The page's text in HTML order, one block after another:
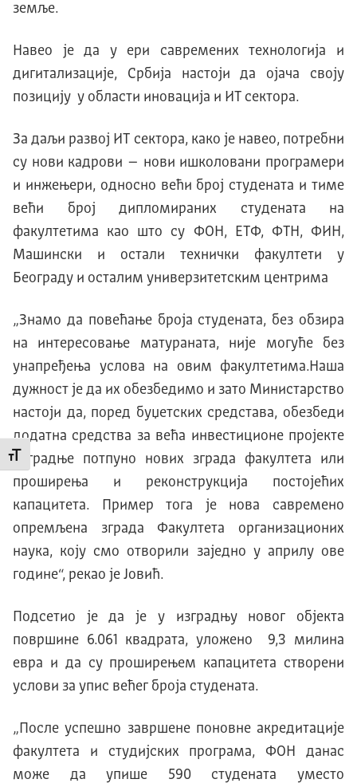
Промени величину слова
земље.
Навео је да у ери савремених технологија и
дигитализације, Србија настоји да ојача своју
позицију у области иновација и ИТ сектора.
За даљи развој ИТ сектора, како је навео, потребни
су нови кадрови – нови ишколовани програмери
и инжењери, односно већи број студената и тиме
већи број дипломираних студената на
факултетима као што су ФОН, ЕТФ, ФТН, ФИН,
Машински и остали технички факултети у
Београду и осталим универзитетским центрима
„Знамо да повећање броја студената, без обзира
на интересовање матураната, није могуће без
унапређења услова на овим факултетима.Наша
дужност је да их обезбедимо и зато Министарство
настоји да, поред буџетских средстава, обезбеди
додатна средства за већа инвестиционе пројекте
изградње потпуно нових зграда факултета или
проширења и реконструкција постојећих
капацитета. Пример тога је нова савремено
опремљена зграда Факултета организационих
наука, коју смо отворили заједно у априлу ове
године“, рекао је Јовић.
Подсетио је да је у изградњу новог објекта
површине 6.061 квадрата, уложено 9,3 милина
евра и да су проширењем капацитета створени
услови за упис већег броја студената.
„После успешно завршене поновне акредитације
факултета и студијских програма, ФОН данас
може да упише 590 студената уместо